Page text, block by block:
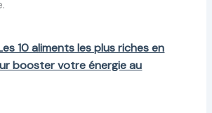
10 aliments les plus riches en
booster votre énergie au